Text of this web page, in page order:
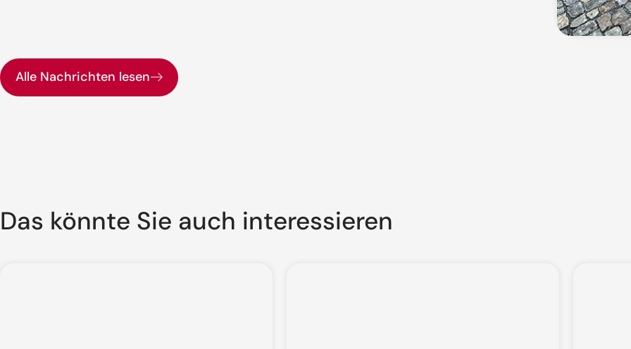
Alle Nachrichten lesen
Das könnte Sie auch interessieren